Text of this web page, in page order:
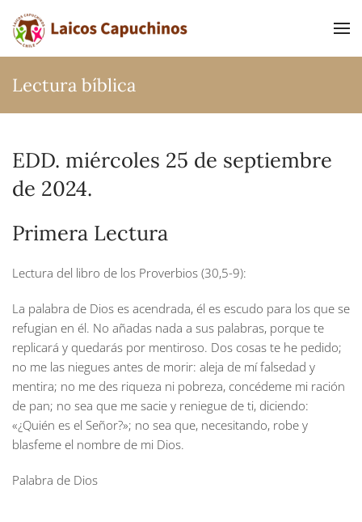
Ir al contenido principal
Lectura bíblica
EDD. miércoles 25 de septiembre
de 2024.
Primera Lectura
Lectura del libro de los Proverbios (30,5-9):
La palabra de Dios es acendrada, él es escudo para los que se
refugian en él. No añadas nada a sus palabras, porque te
replicará y quedarás por mentiroso. Dos cosas te he pedido;
no me las niegues antes de morir: aleja de mí falsedad y
mentira; no me des riqueza ni pobreza, concédeme mi ración
de pan; no sea que me sacie y reniegue de ti, diciendo:
«¿Quién es el Señor?»; no sea que, necesitando, robe y
blasfeme el nombre de mi Dios.
Palabra de Dios